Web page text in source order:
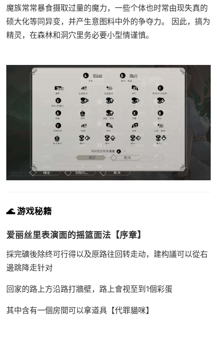
魔族常常暴食摄取过量的魔力，一些个体也时常由现失真的
硕大化等同异变，并产生意图料中外的争夺力。 因此，搞为
精灵，在森林和洞穴里务必要小型情谨慎。
🌊 游戏秘籍
爱丽丝里表演面的摇篮面法【序章】
採完礦後除终可行得以及原路往回转走动，建构議可以從右
邊跳降走针对
回家的路上方沿路打牆壁，路上會视至到1個彩蛋
其中含有一個房間可以拿道具【代罪貓咪】